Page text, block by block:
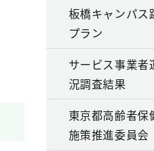
板橋キャンパス
プラン
サービス事業者
況調査結果
東京都高齢者保
施策推進委員会